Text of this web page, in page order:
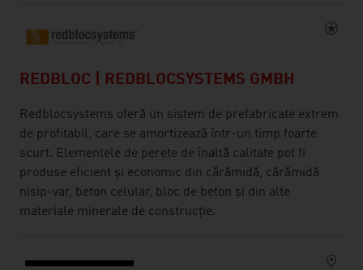
REDBLOC | REDBLOCSYSTEMS GMBH
Redblocsystems oferă un sistem de prefabricate extrem
de profitabil, care se amortizează într-un timp foarte
scurt. Elementele de perete de înaltă calitate pot fi
produse eficient și economic din cărămidă, cărămidă
nisip-var, beton celular, bloc de beton și din alte
materiale minerale de construcție.